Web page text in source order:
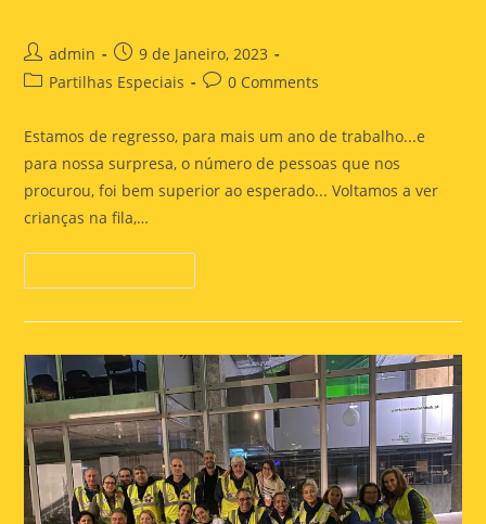
admin
9 de Janeiro, 2023
Partilhas Especiais
0 Comments
Estamos de regresso, para mais um ano de trabalho...e
para nossa surpresa, o número de pessoas que nos
procurou, foi bem superior ao esperado... Voltamos a ver
crianças na fila,…